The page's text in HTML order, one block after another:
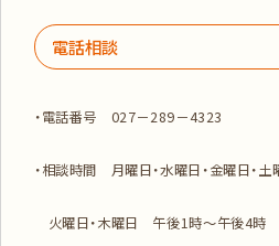
電話相談
・電話番号 027－289－4323
・相談時間 月曜日・水曜日・金曜日・
火曜日・木曜日 午後1時～午後4時